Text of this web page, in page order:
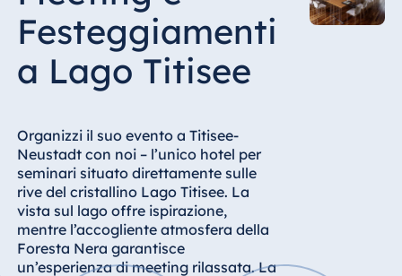
proArte Hotel
Berlin
Hotel Bonn
Hotel Bremen
Hotel Dresden
Hotel Düsseldorf
Hotel Frankfurt
Hotel am
Schlossgarten
Fulda
Festeggiamenti
a Lago Titisee
Organizzi il suo evento a Titisee-
Neustadt con noi – l’unico hotel per
seminari situato direttamente sulle
rive del cristallino Lago Titisee. La
vista sul lago offre ispirazione,
mentre l’accogliente atmosfera della
Foresta Nera garantisce
un’esperienza di meeting rilassata. La